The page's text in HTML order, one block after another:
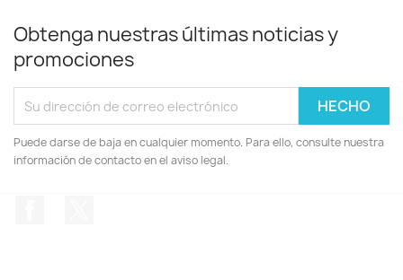
Obtenga nuestras últimas noticias y
promociones
Puede darse de baja en cualquier momento. Para ello, consulte nuestra
información de contacto en el aviso legal.